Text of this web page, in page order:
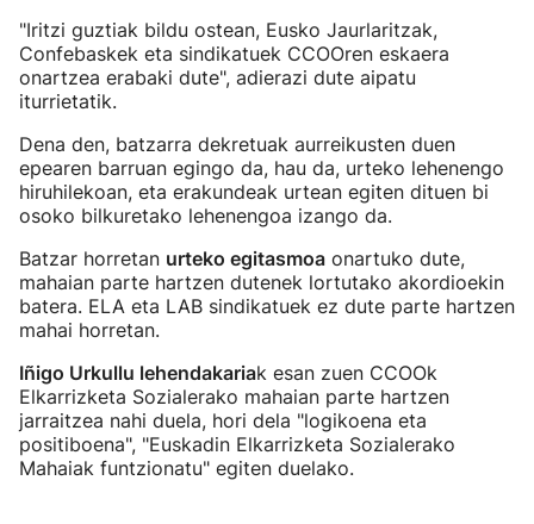
"Iritzi guztiak bildu ostean, Eusko Jaurlaritzak,
Confebaskek eta sindikatuek CCOOren eskaera
onartzea erabaki dute", adierazi dute aipatu
iturrietatik.
Dena den, batzarra dekretuak aurreikusten duen
epearen barruan egingo da, hau da, urteko lehenengo
hiruhilekoan, eta erakundeak urtean egiten dituen bi
osoko bilkuretako lehenengoa izango da.
Batzar horretan urteko egitasmoa onartuko dute,
mahaian parte hartzen dutenek lortutako akordioekin
batera. ELA eta LAB sindikatuek ez dute parte hartzen
mahai horretan.
Iñigo Urkullu lehendakariak esan zuen CCOOk
Elkarrizketa Sozialerako mahaian parte hartzen
jarraitzea nahi duela, hori dela "logikoena eta
positiboena", "Euskadin Elkarrizketa Sozialerako
Mahaiak funtzionatu" egiten duelako.